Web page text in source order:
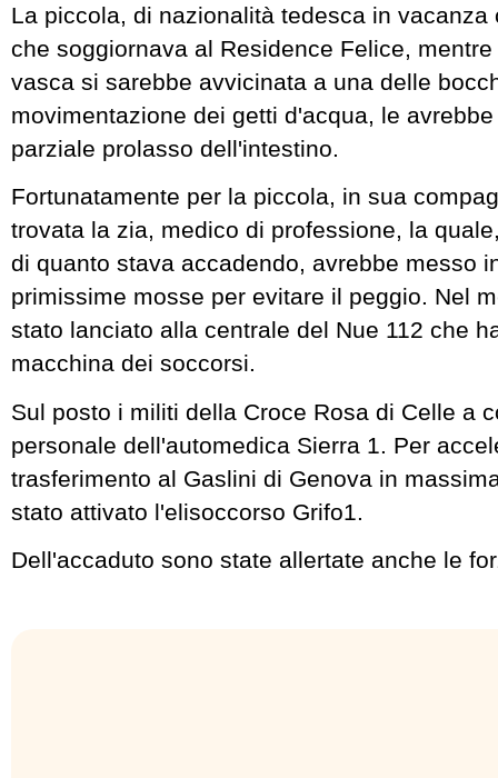
La piccola, di nazionalità tedesca in vacanza
che soggiornava al Residence Felice,
vasca si sarebbe avvicinata a una delle
movimentazione dei getti d'acqua, le
parziale prolasso dell'intestino.
Fortunatamente per la piccola, in sua
trovata la zia, medico di professione, la
di quanto stava accadendo, avrebbe messo
primissime mosse per evitare il peggio. Nel
stato lanciato alla centrale del Nue 112 che
macchina dei soccorsi.
Sul posto i militi della Croce Rosa di Celle a
personale dell'automedica Sierra 1. Per
trasferimento al Gaslini di Genova in
stato attivato l'elisoccorso Grifo1.
Dell'accaduto sono state allertate anche le